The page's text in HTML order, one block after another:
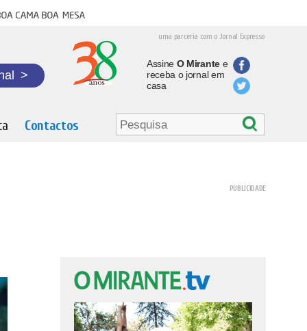
cama boa mesa
uma parceria com o Jornal Expresso
>
Assine O Mirantee
receba o jornal em
casa
Contactos